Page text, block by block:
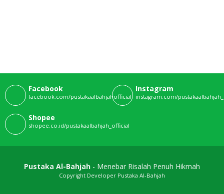
Facebook
facebook.com/pustakaalbahjahofficial
Instagram
instagram.com/
Shopee
shopee.co.id/pustakaalbahjah_official
Pustaka Al-Bahjah - Menebar Risalah Penuh Hikmah
Copyright Developer Pustaka Al-Bahjah